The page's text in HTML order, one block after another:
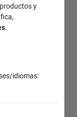
y
.
idiomas: